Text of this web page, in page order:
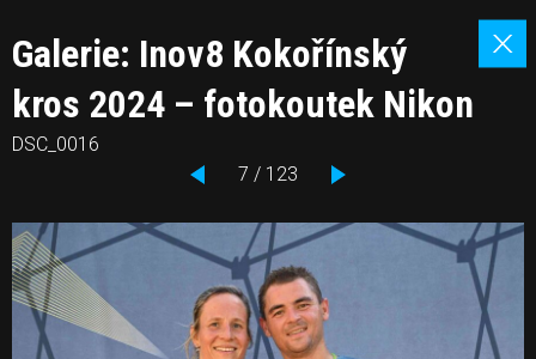
Galerie: Inov8 Kokořínský
kros 2024 – fotokoutek Nikon
DSC_0016
7 / 123